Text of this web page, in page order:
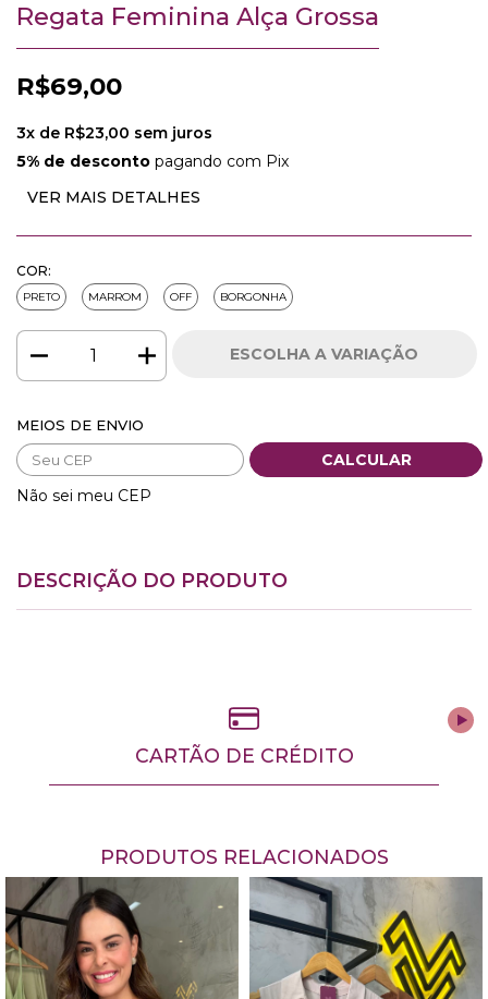
Regata Feminina Alça Grossa
R$69,00
3x de R$23,00 sem juros
5% de desconto pagando com Pix
VER MAIS DETALHES
COR:
PRETO MARROM OFF BORGONHA
Entregas para o CEP:
MEIOS DE ENVIO
CALCULAR
Não sei meu CEP
DESCRIÇÃO DO PRODUTO
CARTÃO DE CRÉDITO
PRODUTOS RELACIONADOS